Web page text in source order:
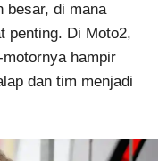
besar, di mana
penting. Di Moto2,
hampir
dan tim menjadi